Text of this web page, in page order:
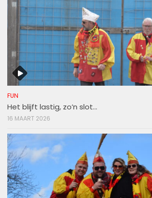
FUN
Het blijft lastig, zo’n slot…
16 MAART 2026